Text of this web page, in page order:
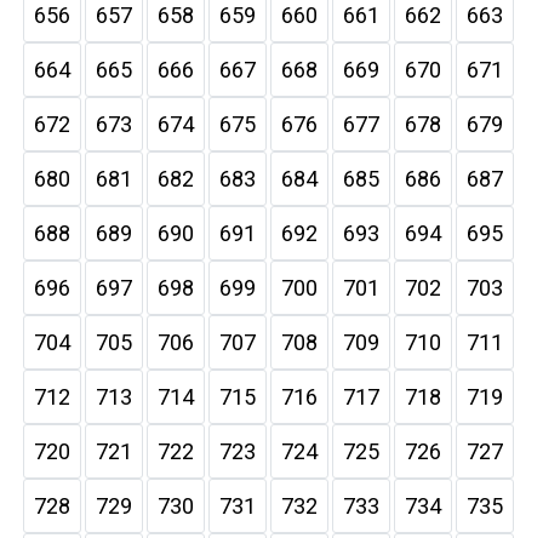
656 657 658 659 660 661 662 663
664 665 666 667 668 669 670 671
672 673 674 675 676 677 678 679
680 681 682 683 684 685 686 687
688 689 690 691 692 693 694 695
696 697 698 699 700 701 702 703
704 705 706 707 708 709 710 711
712 713 714 715 716 717 718 719
720 721 722 723 724 725 726 727
728 729 730 731 732 733 734 735